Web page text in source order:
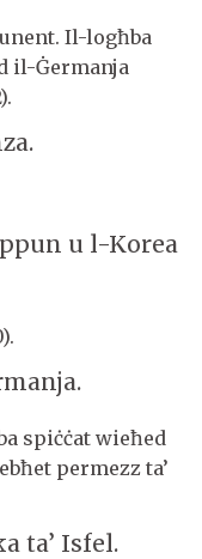
Il-logħba
il-Ġermanja
u l-Korea
spiċċat wieħed
permezz ta’
ta’ Isfel.